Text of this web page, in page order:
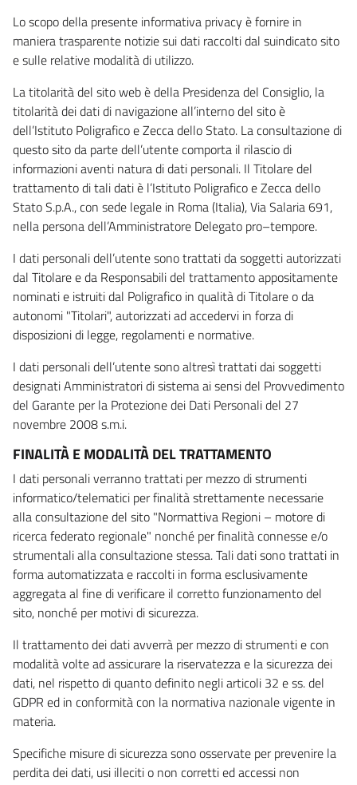
Lo scopo della presente informativa privacy è fornire in
maniera trasparente notizie sui dati raccolti dal suindicato sito
e sulle relative modalità di utilizzo.
La titolarità del sito web è della Presidenza del Consiglio, la
titolarità dei dati di navigazione all’interno del sito è
dell’Istituto Poligrafico e Zecca dello Stato. La consultazione di
questo sito da parte dell’utente comporta il rilascio di
informazioni aventi natura di dati personali. Il Titolare del
trattamento di tali dati è l’Istituto Poligrafico e Zecca dello
Stato S.p.A., con sede legale in Roma (Italia), Via Salaria 691,
nella persona dell’Amministratore Delegato pro–tempore.
I dati personali dell’utente sono trattati da soggetti autorizzati
dal Titolare e da Responsabili del trattamento appositamente
nominati e istruiti dal Poligrafico in qualità di Titolare o da
autonomi "Titolari", autorizzati ad accedervi in forza di
disposizioni di legge, regolamenti e normative.
I dati personali dell’utente sono altresì trattati dai soggetti
designati Amministratori di sistema ai sensi del Provvedimento
del Garante per la Protezione dei Dati Personali del 27
novembre 2008 s.m.i.
FINALITÀ E MODALITÀ DEL TRATTAMENTO
I dati personali verranno trattati per mezzo di strumenti
informatico/telematici per finalità strettamente necessarie
alla consultazione del sito "Normattiva Regioni – motore di
ricerca federato regionale" nonché per finalità connesse e/o
strumentali alla consultazione stessa. Tali dati sono trattati in
forma automatizzata e raccolti in forma esclusivamente
aggregata al fine di verificare il corretto funzionamento del
sito, nonché per motivi di sicurezza.
Il trattamento dei dati avverrà per mezzo di strumenti e con
modalità volte ad assicurare la riservatezza e la sicurezza dei
dati, nel rispetto di quanto definito negli articoli 32 e ss. del
GDPR ed in conformità con la normativa nazionale vigente in
materia.
Specifiche misure di sicurezza sono osservate per prevenire la
perdita dei dati, usi illeciti o non corretti ed accessi non